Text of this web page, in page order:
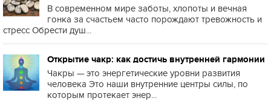
В современном мире заботы, хлопоты и вечная
гонка за счастьем часто порождают тревожность и
стресс Обрести душ...
Открытие чакр: как достичь внутренней гармонии
Чакры — это энергетические уровни развития
человека Это наши внутренние центры силы, по
которым протекает энер...